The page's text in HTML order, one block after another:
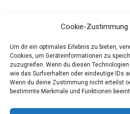
Cookie-Zustimmung
Um dir ein optimales Erlebnis zu bieten,
Cookies, um Geräteinformationen zu
zuzugreifen. Wenn du diesen
wie das Surfverhalten oder eindeutige IDs
Wenn du deine Zustimmung nicht erteilst
bestimmte Merkmale und Funktionen